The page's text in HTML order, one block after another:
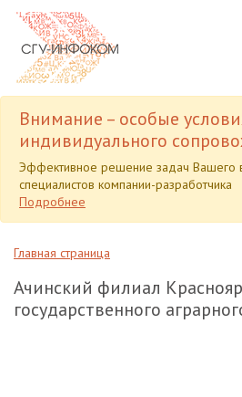
Внимание – особые
индивидуального
Эффективное решение задач Вашего
специалистов компании-разработчика
Подробнее
Главная страница
Ачинский филиал
государственного